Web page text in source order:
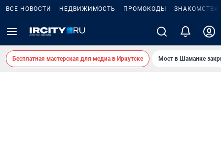
ВСЕ НОВОСТИ НЕДВИЖИМОСТЬ ПРОМОКОДЫ ЗНАКОМСТВА
Бесплатная мастерская для медиа в Иркутске Мост в Шаманке